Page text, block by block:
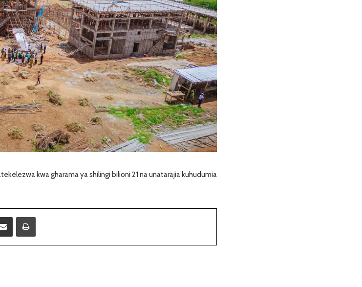
kwa gharama ya shilingi bilioni 21 na unatarajia kuhudumia
Sambaza kupitia barua pepe